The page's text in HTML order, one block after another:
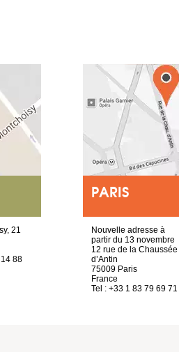
21
88
PARIS
Nouvelle adresse à
partir du 13 novembre
12 rue de la Chaussée
d’Antin
75009 Paris
France
Tel : +33 1 83 79 69 71